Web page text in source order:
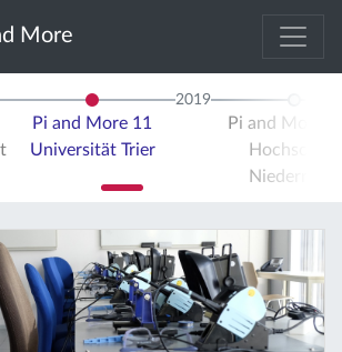
More
Pi and More 11
Universität Trier
2019
Pi and More
Hochschule
Niederrhein